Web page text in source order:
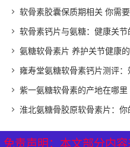
软骨素胶囊保质期相关 你需
软骨素钙片与氨糖：健康关节
氨糖软骨素片 养护关节健康
雍寿堂氨糖软骨素钙片测评
紫一氨糖软骨素的产地在哪里
淮北氨糖骨胶原软骨素片：
免责声明：本文部分内容
免责声明：本文部分内容